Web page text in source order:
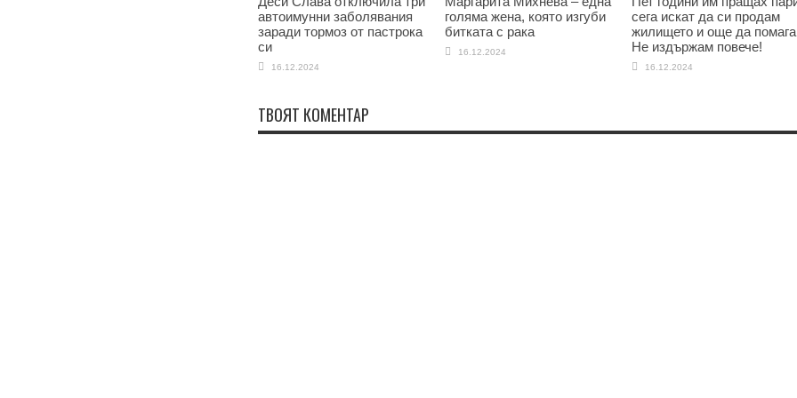
автоимунни заболявания
заради тормоз от пастрока
си
16.12.2024
голяма жена, която изгуби
битката с рака
16.12.2024
сега искат да си продам
жилището и още да
Не издържам повече!
16.12.2024
ТВОЯТ КОМЕНТАР